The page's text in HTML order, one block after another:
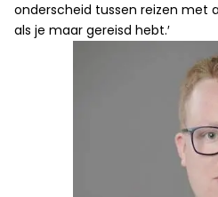
onderscheid tussen reizen met
als je maar gereisd hebt.′